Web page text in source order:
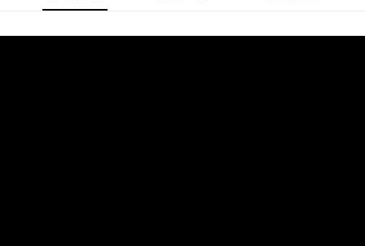
每筆NT$100，滿NT$1,500(含以上)免運費